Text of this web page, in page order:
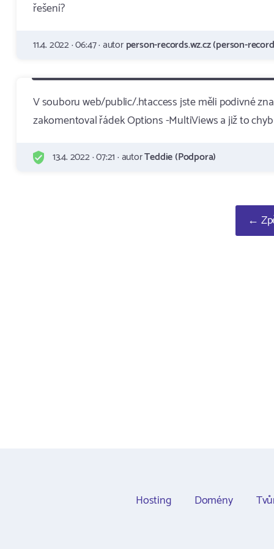
řešení?
11.4. 2022 · 06:47 · autorperson-records.wz.cz (person-
V souboru web/public/.htaccess jste měli podivné
zakomentoval řádek Options -MultiViews a již to
13.4. 2022 · 07:21 · autorTeddie (Podpora)
←
Hosting Domény